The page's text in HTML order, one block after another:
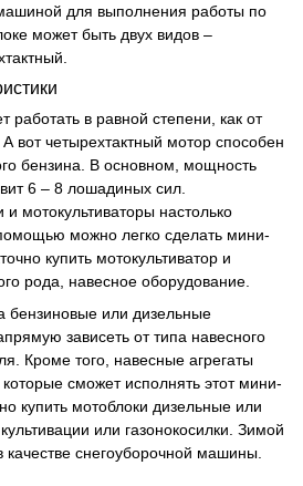
для выполнения работы по
может быть двух видов –
работать в равной степени, как от
вот четырехтактный мотор способен
бензина. В основном, мощность
6 – 8 лошадиных сил.
мотокультиваторы настолько
можно легко сделать мини-
купить мотокультиватор и
рода, навесное оборудование.
бензиновые или дизельные
зависеть от типа навесного
Кроме того, навесные агрегаты
сможет исполнять этот мини-
купить мотоблоки дизельные или
или газонокосилки. Зимой
качестве снегоуборочной машины.